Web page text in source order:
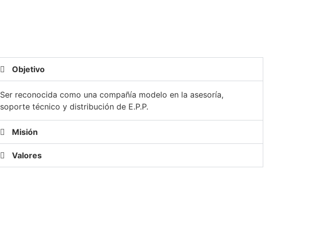
Objetivo
Ser reconocida como una compañía modelo en la asesoría,
soporte técnico y distribución de E.P.P.
Misión
Valores